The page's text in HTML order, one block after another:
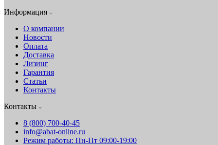
Информация
О компании
Новости
Оплата
Доставка
Лизинг
Гарантия
Статьи
Контакты
Контакты
8 (800) 700-40-45
info@abat-online.ru
Режим работы: Пн-Пт 09:00-19:00